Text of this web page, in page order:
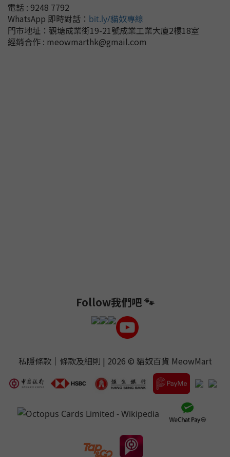
電話 : 9248 7792
WhatsApp 即時對話 ： bit.ly/貓奴專線
門市地址： 觀塘成業街19-21號成業工業大廈2樓18室
經銷合作 : meowmarthk@gmail.com
Follow我們吧 🐾
私隱條款｜ 條款及細則 | 2026 © 貓奴百貨 MeowMart